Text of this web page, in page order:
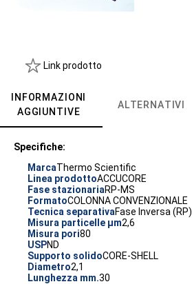
Link prodotto
INFORMAZIONI
AGGIUNTIVE
ALTERNATIVI
Specifiche:
MarcaThermo Scientific
Linea prodottoACCUCORE
Fase stazionariaRP-MS
FormatoCOLONNA CONVENZIONALE
Tecnica separativaFase Inversa (RP)
Misura particelle µm2,6
Misura pori80
USPND
Supporto solidoCORE-SHELL
Diametro2,1
Lunghezza mm.30